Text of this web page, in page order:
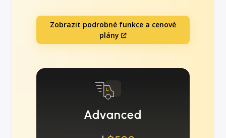
Zobrazit podrobné funkce a cenové
plány
Advanced